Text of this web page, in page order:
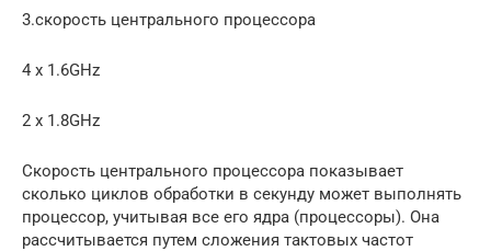
3.скорость центрального процессора
4 x 1.6GHz
2 x 1.8GHz
Скорость центрального процессора показывает
сколько циклов обработки в секунду может выполнять
процессор, учитывая все его ядра (процессоры). Она
рассчитывается путем сложения тактовых частот